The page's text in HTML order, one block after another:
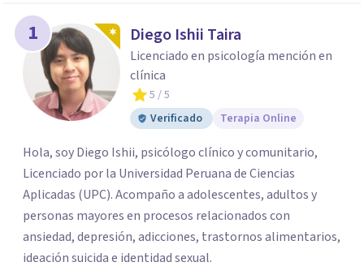
1 Diego Ishii Taira
Licenciado en psicología mención en
clínica
5 / 5
Verificado
Terapia Online
Hola, soy Diego Ishii, psicólogo clínico y comunitario,
Licenciado por la Universidad Peruana de Ciencias
Aplicadas (UPC). Acompaño a adolescentes, adultos y
personas mayores en procesos relacionados con
ansiedad, depresión, adicciones, trastornos alimentarios,
ideación suicida e identidad sexual.